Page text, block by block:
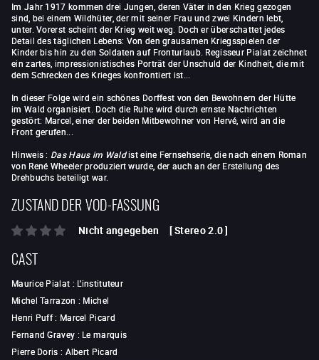
Im Jahr 1917 kommen drei Jungen, deren Väter in den Krieg gezogen
sind, bei einem Wildhüter, der mit seiner Frau und zwei Kindern lebt,
unter. Vorerst scheint der Krieg weit weg. Doch er überschattet jedes
Detail des täglichen Lebens: Von den grausamen Kriegsspielen der
Kinder bis hin zu den Soldaten auf Fronturlaub. Regisseur Pialat zeichnet
ein zartes, impressionistisches Porträt der Unschuld der Kindheit, die mit
dem Schrecken des Krieges konfrontiert ist...
In dieser Folge wird ein schönes Dorffest von den Bewohnern der Hütte
im Wald organisiert. Doch die Ruhe wird durch ernste Nachrichten
gestört: Marcel, einer der beiden Mitbewohner von Hervé, wird an die
Front gerufen...
Hinweis : Das Haus im Waldist eine Fernsehserie, die nach einem Roman
von René Wheeler produziert wurde, der auch an der Erstellung des
Drehbuchs beteiligt war.
ZUSTAND DER VOD-FASSUNG
Nicht angegeben [Stereo 2.0]
CAST
Maurice Pialat : L'instituteur
Michel Tarrazon : Michel
Henri Puff: Marcel Picard
Fernand Gravey : Le marquis
Pierre Doris : Albert Picard